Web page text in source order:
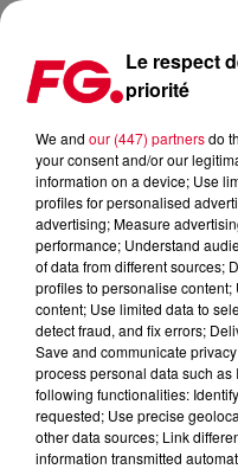
REPLAY: FAKEAR AU
Publié : 10 avril 2018 à
Le respect
priorité
We and our (447) partnersdo
your consent and/or our
information on a device; Use
profiles for personalised
advertising; Measure
performance; Understand
of data from different sources;
profiles to personalise
content; Use limited data to
detect fraud, and fix errors;
Save and communicate
process personal data such
following functionalities:
requested; Use precise
other data sources; Link
information transmitted